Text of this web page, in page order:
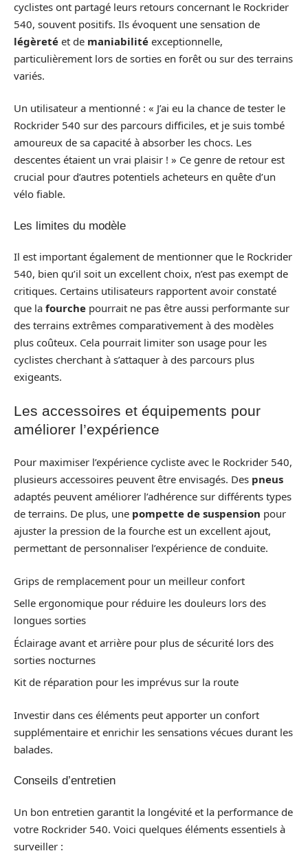
cyclistes ont partagé leurs retours concernant le Rockrider
540, souvent positifs. Ils évoquent une sensation de
légèreté et de maniabilité exceptionnelle,
particulièrement lors de sorties en forêt ou sur des terrains
variés.
Un utilisateur a mentionné : « J’ai eu la chance de tester le
Rockrider 540 sur des parcours difficiles, et je suis tombé
amoureux de sa capacité à absorber les chocs. Les
descentes étaient un vrai plaisir ! » Ce genre de retour est
crucial pour d’autres potentiels acheteurs en quête d’un
vélo fiable.
Les limites du modèle
Il est important également de mentionner que le Rockrider
540, bien qu’il soit un excellent choix, n’est pas exempt de
critiques. Certains utilisateurs rapportent avoir constaté
que la fourche pourrait ne pas être aussi performante sur
des terrains extrêmes comparativement à des modèles
plus coûteux. Cela pourrait limiter son usage pour les
cyclistes cherchant à s’attaquer à des parcours plus
exigeants.
Les accessoires et équipements pour
améliorer l’expérience
Pour maximiser l’expérience cycliste avec le Rockrider 540,
plusieurs accessoires peuvent être envisagés. Des pneus
adaptés peuvent améliorer l’adhérence sur différents types
de terrains. De plus, une pompette de suspension pour
ajuster la pression de la fourche est un excellent ajout,
permettant de personnaliser l’expérience de conduite.
Grips de remplacement pour un meilleur confort
Selle ergonomique pour réduire les douleurs lors des
longues sorties
Éclairage avant et arrière pour plus de sécurité lors des
sorties nocturnes
Kit de réparation pour les imprévus sur la route
Investir dans ces éléments peut apporter un confort
supplémentaire et enrichir les sensations vécues durant les
balades.
Conseils d’entretien
Un bon entretien garantit la longévité et la performance de
votre Rockrider 540. Voici quelques éléments essentiels à
surveiller :